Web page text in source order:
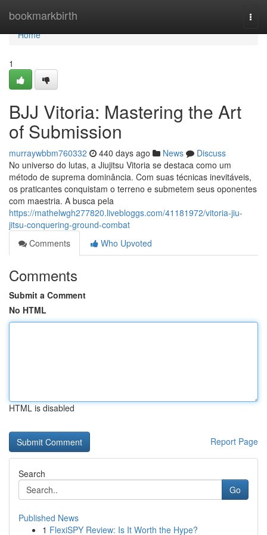
bookmarkbirth
Home
Home
1
BJJ Vitoria: Mastering the Art
of Submission
murraywbbm760332 440 days ago News
Discuss
No universo do lutas, a Jiujitsu Vitoria se destaca como um
método de suprema dominância. Com suas técnicas inevitáveis,
os praticantes conquistam o terreno e submetem seus oponentes
com maestria. A busca pela
https://mathelwgh277820.livebloggs.com/41181972/vitoria-jiu-
jitsu-conquering-ground-combat
Comments
Who Upvoted
Comments
Submit a Comment
No HTML
HTML is disabled
Report Page
Search
Go
Published News
1 FlexiSPY Review: Is It Worth the Hype?